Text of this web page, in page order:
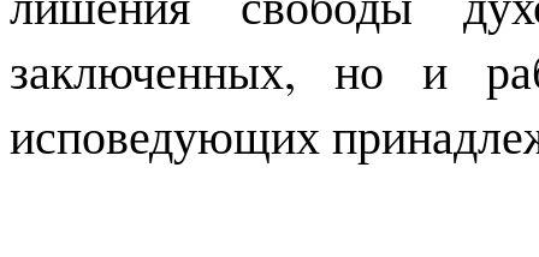
заключенных, но и
исповедующих